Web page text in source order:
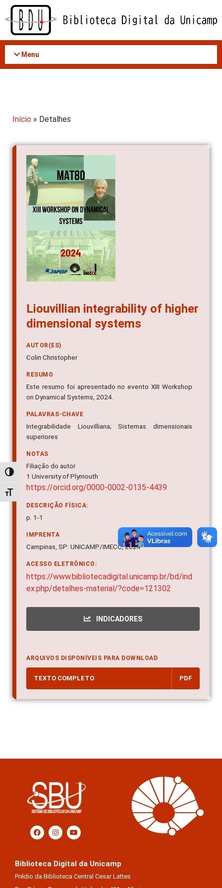
Acessar
conteúdo
Alternar alto contraste
Alternar tamanho da fonte
Menu
Início » Detalhes
Liouvillian integrability of higher
dimensional systems
AUTOR(ES)
Colin Christopher
RESUMO
Este resumo foi apresentado no evento XIII Workshop
on Dynamical Systems, 2024.
PALAVRAS-CHAVE
Integrabilidade Liouvilliana; Sistemas dimensionais
superiores
NOTAS
Filiação do autor
1 University of Plymouth
https://orcid.org/0000-0002-0135-4439
DESCRIÇÃO FÍSICA:
p. 1-1
IMPRENTA
Campinas, SP: UNICAMP/IMECC, 2024
ACESSO ELETRÔNICO:
https://www.bibliotecadigital.unicamp.br/bd/ind
ex.php/detalhes-material/?code=121302
INDICADORES
ARQUIVOS DISPONÍVEIS PARA DOWNLOAD
TEXTO COMPLETO PDF
Biblioteca Digital da Unicamp
Prédio da Biblioteca Central Cesar Lattes